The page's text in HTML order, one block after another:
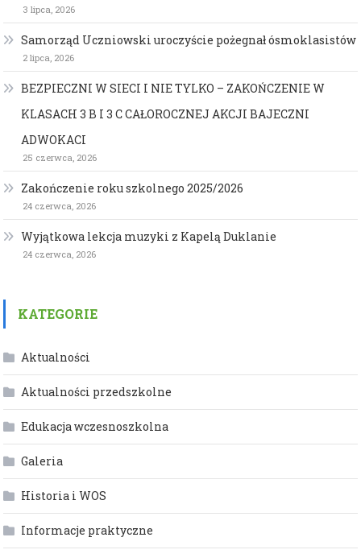
3 lipca, 2026
Samorząd Uczniowski uroczyście pożegnał ósmoklasistów
2 lipca, 2026
BEZPIECZNI W SIECI I NIE TYLKO – ZAKOŃCZENIE W
KLASACH 3 B I 3 C CAŁOROCZNEJ AKCJI BAJECZNI
ADWOKACI
25 czerwca, 2026
Zakończenie roku szkolnego 2025/2026
24 czerwca, 2026
Wyjątkowa lekcja muzyki z Kapelą Duklanie
24 czerwca, 2026
KATEGORIE
Aktualności
Aktualności przedszkolne
Edukacja wczesnoszkolna
Galeria
Historia i WOS
Informacje praktyczne